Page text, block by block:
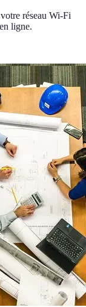
réseau Wi-Fi
ligne.